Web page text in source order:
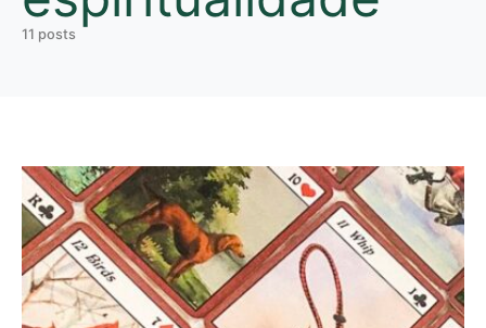
11 posts